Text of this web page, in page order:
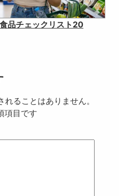
品チェックリスト20
ることはありません。
項目です